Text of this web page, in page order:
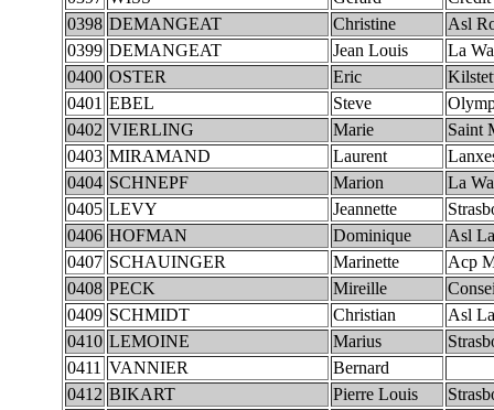
0398 DEMANGEAT Christine
Asl
0399 DEMANGEAT Jean Louis
La
0400 OSTER Eric
0401 EBEL Steve
0402 VIERLING Marie
Saint
0403 MIRAMAND Laurent
0404 SCHNEPF Marion
La
0405 LEVY Jeannette
0406 HOFMAN Dominique
Asl
0407 SCHAUINGER Marinette
Acp
0408 PECK Mireille
0409 SCHMIDT Christian
Asl
0410 LEMOINE Marius
0411 VANNIER
Bernard
0412 BIKART Pierre Louis